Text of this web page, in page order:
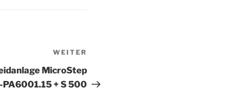
Beitrag
WEITER
MicroStep
PA6001.15 + S 500